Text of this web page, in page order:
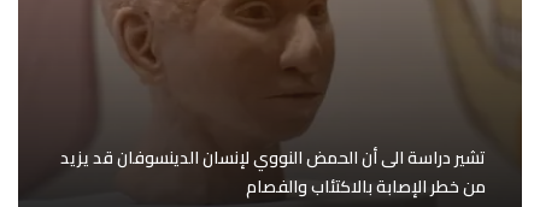
تشير دراسة الى أن الحمض النووي لإنسان الدينسوفان قد يزيد
من خطر الإصابة بالاكتئاب والفصام